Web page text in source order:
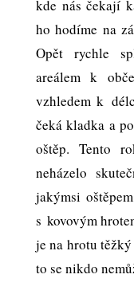
kde nás čekají
ho hodíme na
Opět rychle
areálem k
vzhledem k
čeká kladka a
oštěp. Tento
neházelo
jakýmsi
s kovovým
je na hrotu
to se nikdo